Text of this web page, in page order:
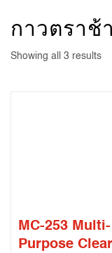
กาวตราช้
Showing all 3 results
MC-253 Multi-
Purpose Clear